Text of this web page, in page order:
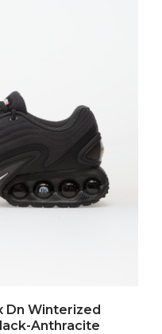
Dn Winterized
Anthracite